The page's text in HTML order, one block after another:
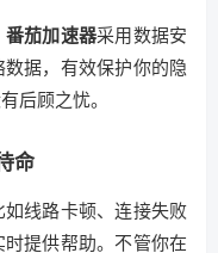
番茄加速器采用数据安
据，有效保护你的隐
后顾之忧。
命
线路卡顿、连接失败
提供帮助。不管你在